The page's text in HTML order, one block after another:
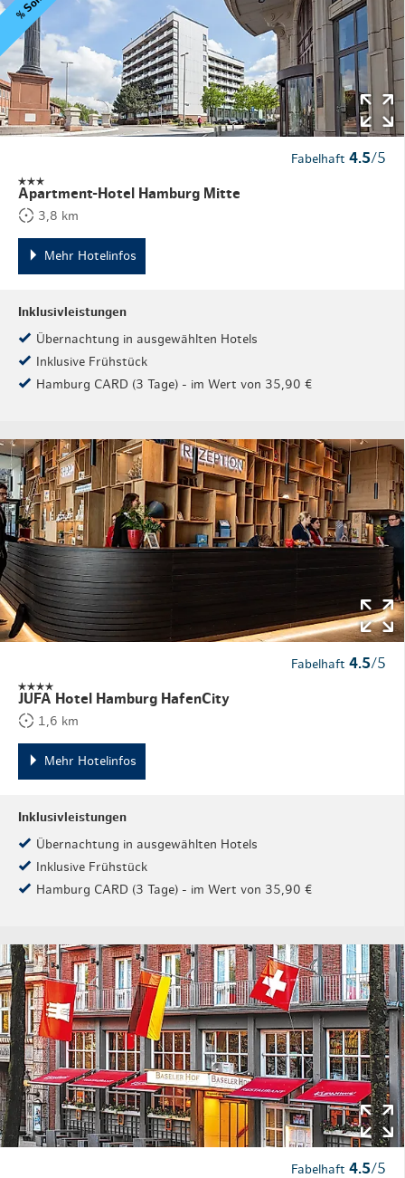
Fabelhaft4.5/5
Apartment-Hotel Hamburg Mitte
3,8 km
Mehr Hotelinfos
Inklusivleistungen
Übernachtung in ausgewählten Hotels
Inklusive Frühstück
Hamburg CARD (3 Tage) - im Wert von 35,90 €
Fabelhaft4.5/5
JUFA Hotel Hamburg HafenCity
1,6 km
Mehr Hotelinfos
Inklusivleistungen
Übernachtung in ausgewählten Hotels
Inklusive Frühstück
Hamburg CARD (3 Tage) - im Wert von 35,90 €
Fabelhaft4.5/5